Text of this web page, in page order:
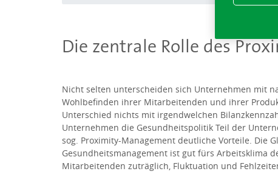
Die zentrale Rolle des
Nicht selten unterscheiden sich Unternehmen mit
Wohlbefinden ihrer Mitarbeitenden und ihrer
Unterschied nichts mit irgendwelchen
Unternehmen die Gesundheitspolitik Teil der
sog. Proximity-Management deutliche Vorteile. Die
Gesundheitsmanagement ist gut fürs Arbeitsklima
Mitarbeitenden zuträglich, Fluktuation und